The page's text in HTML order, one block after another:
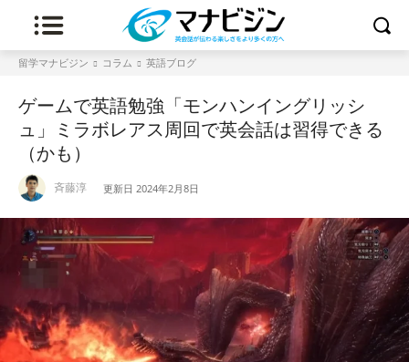
留学マナビジン コラム 英語ブログ
ゲームで英語勉強「モンハンイングリッシ
ュ」ミラボレアス周回で英会話は習得できる
（かも）
斉藤淳 更新日 2024年2月8日